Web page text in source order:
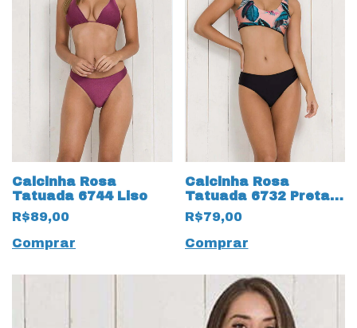
Calcinha Rosa
Tatuada 6744 Liso
R$89,00
Comprar
Calcinha Rosa
Tatuada 6732 Preta
Lisa
R$79,00
Comprar